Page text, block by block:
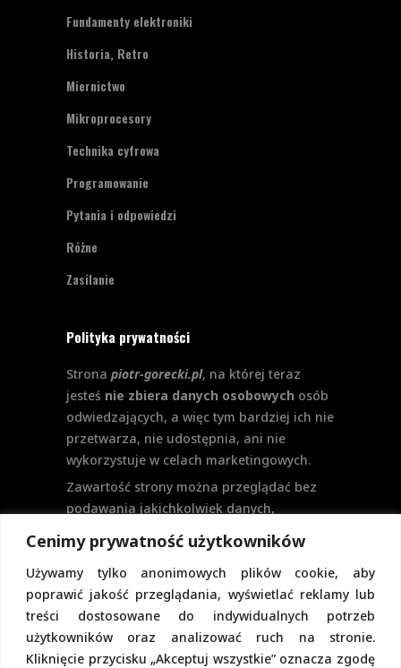
Cenimy prywatność użytkowników
Używamy tylko anonimowych plików cookie, aby
poprawić jakość przeglądania, wyświetlać reklamy lub
treści dostosowane do indywidualnych potrzeb
użytkowników oraz analizować ruch na stronie.
Kliknięcie przycisku „Akceptuj wszystkie” oznacza zgodę
Fundamenty elektroniki
Historia, Retro
Miernictwo
Mikroprocesory
Technika cyfrowa
Programowanie
Pytania i odpowiedzi
Różne
Zasilanie
Polityka prywatności
Strona piotr-gorecki.pl, na której teraz
jesteś nie zbiera danych osobowych osób
odwiedzających, a więc tym bardziej ich nie
przetwarza, nie udostępnia, ani nie
wykorzystuje w celach marketingowych.
Zawartość strony można przeglądać bez
podawania jakichkolwiek danych,
logowanie. Aktualnie na stronie nie
przewiduje się formularzy kontaktowych
ani systemu komentarzy, co wiązałoby się
z udostępnianiem i przetwarzaniem
danych osobowych.
Pełną politykę prywatności znajdziecie